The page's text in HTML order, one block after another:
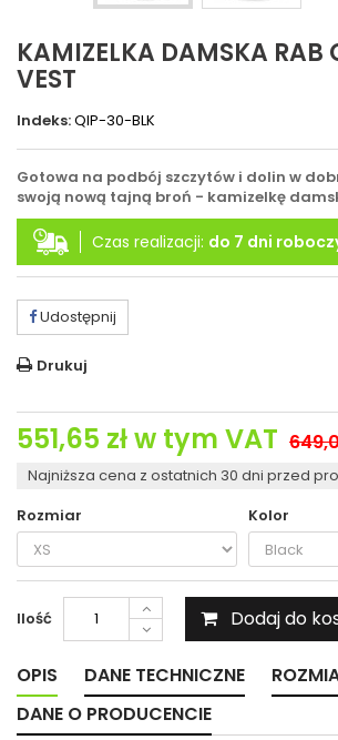
KAMIZELKA DAMSKA RAB
VEST
Indeks:QIP-30-BLK
Gotowa na podbój szczytów i dolin w
swoją nową tajną broń - kamizelkę
Czas realizacji: do 7 dni
Udostępnij
Drukuj
551,65 złw tym VAT
Najniższa cena z ostatnich 30 dni przed
Rozmiar
Kolor
Ilość Dodaj do
OPIS DANE TECHNICZNE
DANE O PRODUCENCIE